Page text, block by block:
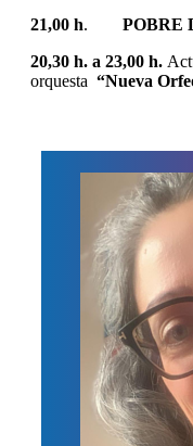
21,00 h. POBRE
20,30 h. a 23,00 h.
orquesta “Nueva